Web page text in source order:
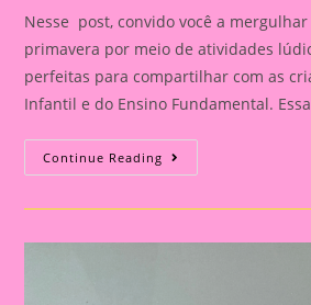
Nesse post, convido você a
primavera por meio de atividades
perfeitas para compartilhar com as
Infantil e do Ensino Fundamental.
Continue Reading Atividades
Lúdicas
O
Para